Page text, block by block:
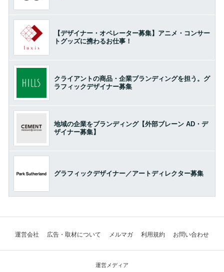
【デザイナー・オペレーター募集】アニメ・コンサー
トグッズに携わるお仕事！
クライアントの商品・企業ブランディングを担う。グ
ラフィックデザイナー募集
地域の企業をブランディング【外部ブレーン AD・デ
ザイナー募集】
グラフィックデザイナー／アートディレクター募集
運営会社 広告・取材について メルマガ 利用規約 お問い合わせ
運営メディア